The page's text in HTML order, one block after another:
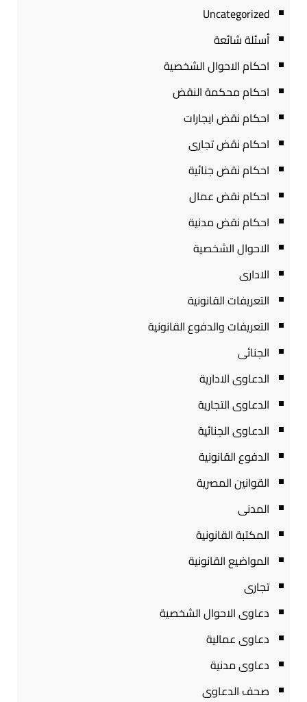
Uncategorized
أسئلة شائعة
احكام الاحوال الشخصية
احكام محكمة النقض
احكام نقض ايجارات
احكام نقض تجارى
احكام نقض جنائية
احكام نقض عمال
احكام نقض مدنية
الاحوال الشخصية
الادارى
التعريفات القانونية
التعريفات والدفوع القانونية
الجنائى
الدعاوى الادارية
الدعاوى التجارية
الدعاوى الجنائية
الدفوع القانونية
القوانين المصرية
المدنى
المكتبة القانونية
المواضيع القانونية
تجارى
دعاوى الاحوال الشخصية
دعاوى عمالية
دعاوى مدنية
صحف الدعاوى